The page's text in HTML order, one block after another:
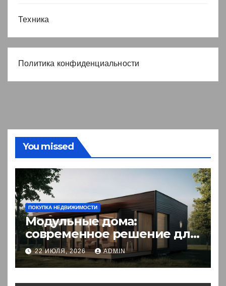
Техника
Политика конфиденциальности
You missed
ПОКУПКА НЕДВИЖИМОСТИ
Модульные дома:
современное решение для
комфортного житья
22 ИЮЛЯ, 2026 ADMIN